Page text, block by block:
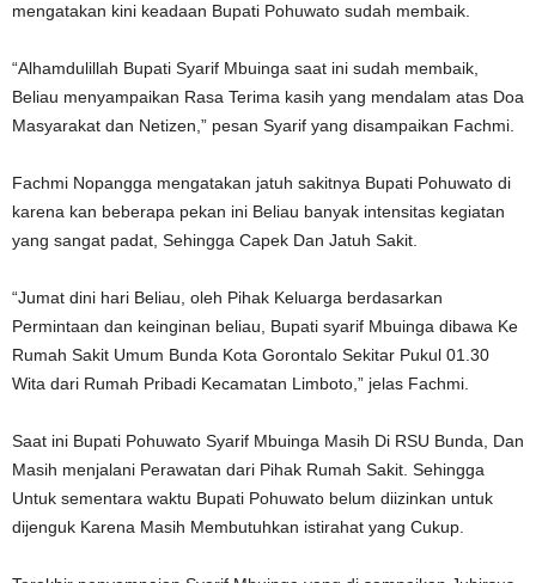
mengatakan kini keadaan Bupati Pohuwato sudah membaik.
“Alhamdulillah Bupati Syarif Mbuinga saat ini sudah membaik,
Beliau menyampaikan Rasa Terima kasih yang mendalam atas Doa
Masyarakat dan Netizen,” pesan Syarif yang disampaikan Fachmi.
Fachmi Nopangga mengatakan jatuh sakitnya Bupati Pohuwato di
karena kan beberapa pekan ini Beliau banyak intensitas kegiatan
yang sangat padat, Sehingga Capek Dan Jatuh Sakit.
“Jumat dini hari Beliau, oleh Pihak Keluarga berdasarkan
Permintaan dan keinginan beliau, Bupati syarif Mbuinga dibawa Ke
Rumah Sakit Umum Bunda Kota Gorontalo Sekitar Pukul 01.30
Wita dari Rumah Pribadi Kecamatan Limboto,” jelas Fachmi.
Saat ini Bupati Pohuwato Syarif Mbuinga Masih Di RSU Bunda, Dan
Masih menjalani Perawatan dari Pihak Rumah Sakit. Sehingga
Untuk sementara waktu Bupati Pohuwato belum diizinkan untuk
dijenguk Karena Masih Membutuhkan istirahat yang Cukup.